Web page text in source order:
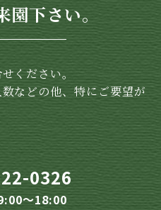
園下さい。
ください。
などの他、特にご要望が
0326
～18:00